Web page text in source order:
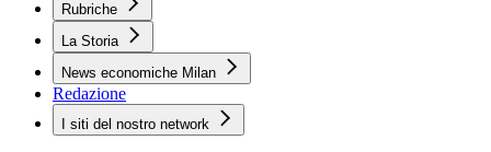
Rubriche
La Storia
News economiche Milan
Redazione
I siti del nostro network